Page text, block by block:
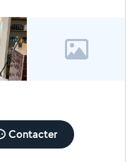
à me contacter, je
Contacter